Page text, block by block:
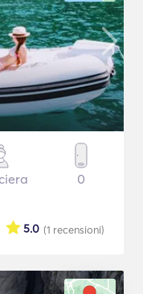
0
(1 recensioni)
5.0